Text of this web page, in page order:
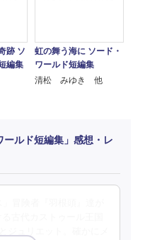
跡 ソ
編集
虹の舞う海に ソード・
ワールド短編集
清松 みゆき 他
ールド短編集」感想・レ